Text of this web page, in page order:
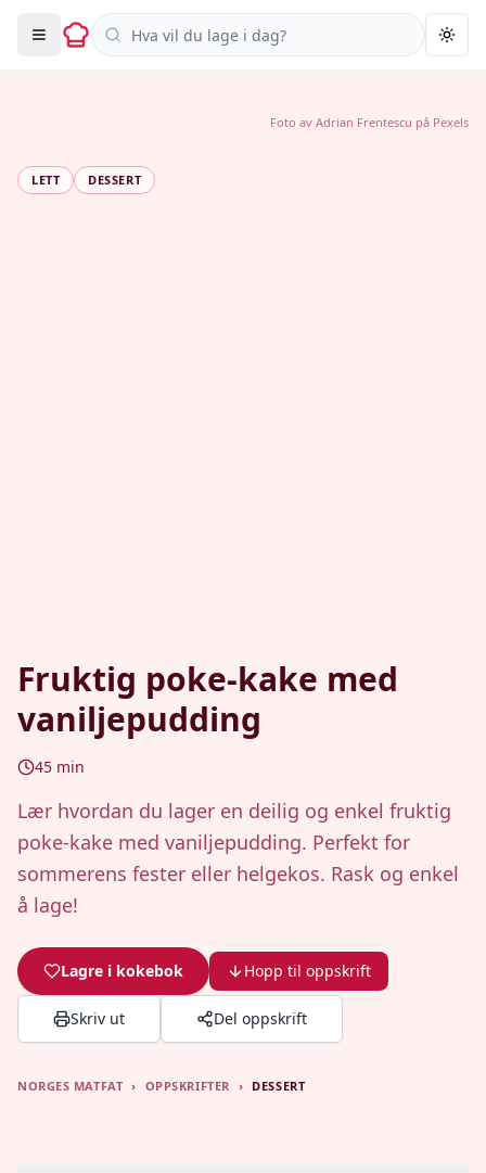
Søk i oppskrifter
LETT DESSERT
Fruktig poke-kake med
vaniljepudding
45 min
Lær hvordan du lager en deilig og enkel fruktig
poke-kake med vaniljepudding. Perfekt for
sommerens fester eller helgekos. Rask og enkel
å lage!
Lagre i kokebok Hopp til oppskrift
Skriv ut Del oppskrift
Foto av Adrian Frentescu på Pexels
NORGES MATFAT › OPPSKRIFTER › DESSERT